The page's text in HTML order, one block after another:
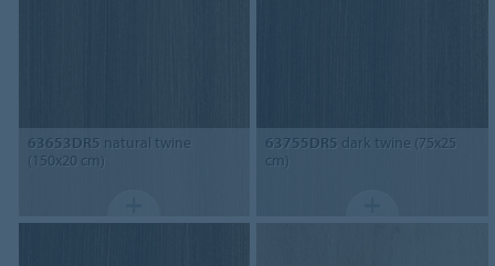
63653DR5 natural twine
(150x20 cm)
63755DR5 dark twine (75x25
cm)